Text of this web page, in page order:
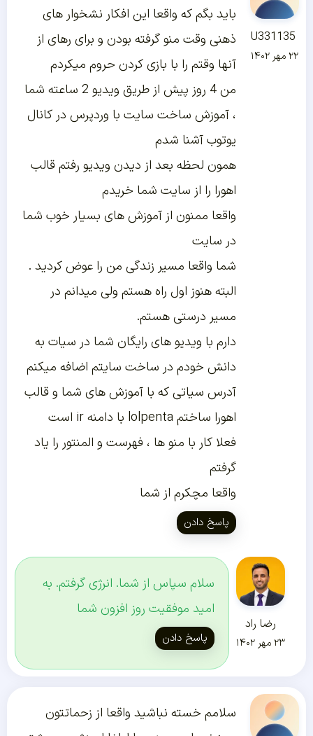
U331135
۲۲ مهر ۱۴۰۲
باید بگم که واقعا این افکار نشخوار های
ذهنی وقت منو گرفته بودن و برای رهای از
آنها وقتم را با بازی کردن حروم میکردم
من 4 روز پیش از طریق ویدیو 2 ساعته شما
، آموزش ساخت سایت با وردپرس در کانال
یوتوب آشنا شدم
همون لحظه بعد از دیدن ویدیو رفتم قالب
اهورا را از سایت شما خریدم
واقعا ممنون از آموزش های بسیار خوب شما
در سایت
شما واقعا مسیر زندگی من را عوض کردید .
البته هنوز اول راه هستم ولی میدانم در
مسیر درستی هستم.
دارم با ویدیو های رایگان شما در سیات به
دانش خودم در ساخت سایتم اضافه میکنم
آدرس سیاتی که با آموزش های شما و قالب
اهورا ساختم lolpenta با دامنه ir است
فعلا کار با منو ها ، فهرست و المنتور را یاد
گرفتم
واقعا مچکرم از شما
پاسخ دادن
رضا راد
۲۳ مهر ۱۴۰۲
سلام سپاس از شما. انرژی گرفتم. به
امید موفقیت روز افزون شما
پاسخ دادن
سلامم خسته نباشید واقعا از زحماتتون